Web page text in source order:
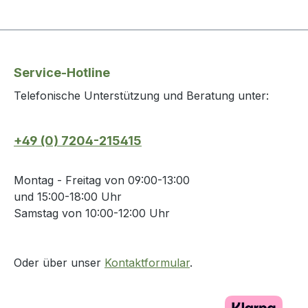
Service-Hotline
Telefonische Unterstützung und Beratung unter:
+49 (0) 7204-215415
Montag - Freitag von 09:00-13:00
und 15:00-18:00 Uhr
Samstag von 10:00-12:00 Uhr
Oder über unser Kontaktformular.